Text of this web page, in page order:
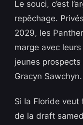
Le souci, c’est
repêchage.
2029, les
marge avec
jeunes
Gracyn Sawchyn.
Si la Floride
de la draft